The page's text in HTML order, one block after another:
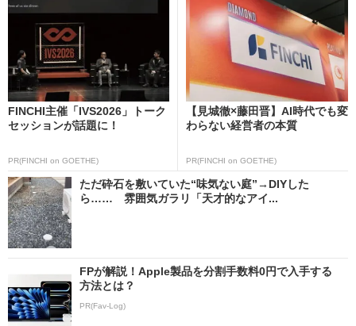
FINCHI主催「IVS2026」トーク
セッションが話題に！
PR(FINCHI on GOETHE)
【見城徹×藤田晋】AI時代でも変
わらない経営者の本質
PR(FINCHI on GOETHE)
ただ砕石を敷いていた“味気ない庭”→DIYした
ら…… 雰囲気ガラリ「天才的なアイ...
FPが解説！Apple製品を分割手数料0円で入手する
方法とは？
PR(Fav-Log)